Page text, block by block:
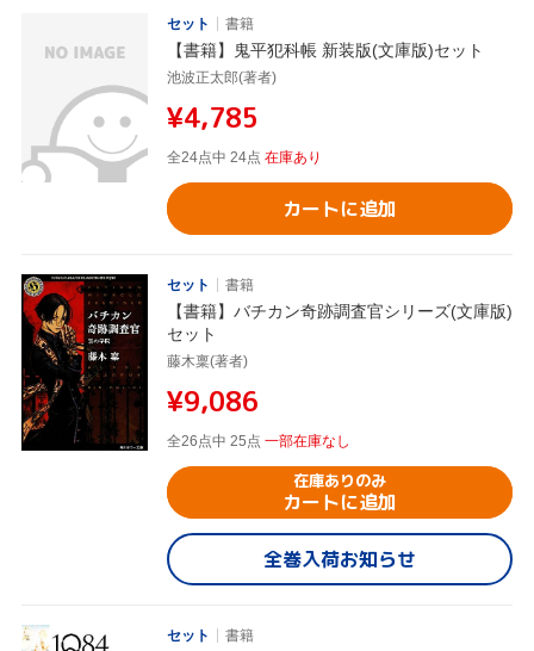
セット 書籍
【書籍】鬼平犯科帳 新装版(文庫版)セット
池波正太郎(著者)
¥4,785
全24点中 24点 在庫あり
カートに追加
セット 書籍
【書籍】バチカン奇跡調査官シリーズ(文庫版)
セット
藤木稟(著者)
¥9,086
全26点中 25点 一部在庫なし
在庫ありのみ
カートに追加
全巻入荷お知らせ
セット 書籍